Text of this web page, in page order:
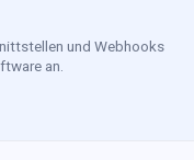
und Webhooks
an.